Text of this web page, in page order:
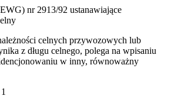
nr 2913/92 ustanawiające
celnych przywozowych lub
z długu celnego, polega na wpisaniu
w inny, równoważny